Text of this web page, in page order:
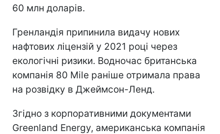
60 млн доларів.
Гренландія припинила видачу нових
нафтових ліцензій у 2021 році через
екологічні ризики. Водночас британська
компанія 80 Mile раніше отримала права
на розвідку в Джеймсон-Ленд.
Згідно з корпоративними документами
Greenland Energy, американська компанія